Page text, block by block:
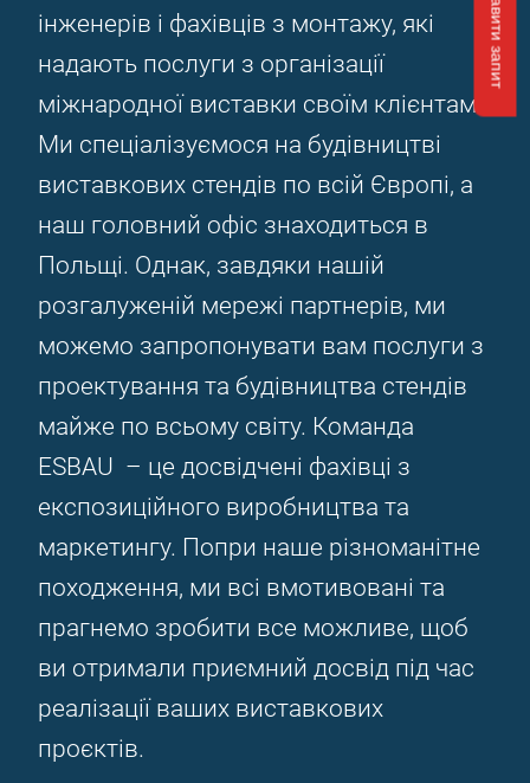
інженерів і фахівців з монтажу, які
надають послуги з організації
міжнародної виставки своїм клієнтам.
Ми спеціалізуємося на будівництві
виставкових стендів по всій Європі, а
наш головний офіс знаходиться в
Польщі. Однак, завдяки нашій
розгалуженій мережі партнерів, ми
можемо запропонувати вам послуги з
проектування та будівництва стендів
майже по всьому світу. Команда
ESBAU – це досвідчені фахівці з
експозиційного виробництва та
маркетингу. Попри наше різноманітне
походження, ми всі вмотивовані та
прагнемо зробити все можливе, щоб
ви отримали приємний досвід під час
реалізації ваших виставкових
проєктів.